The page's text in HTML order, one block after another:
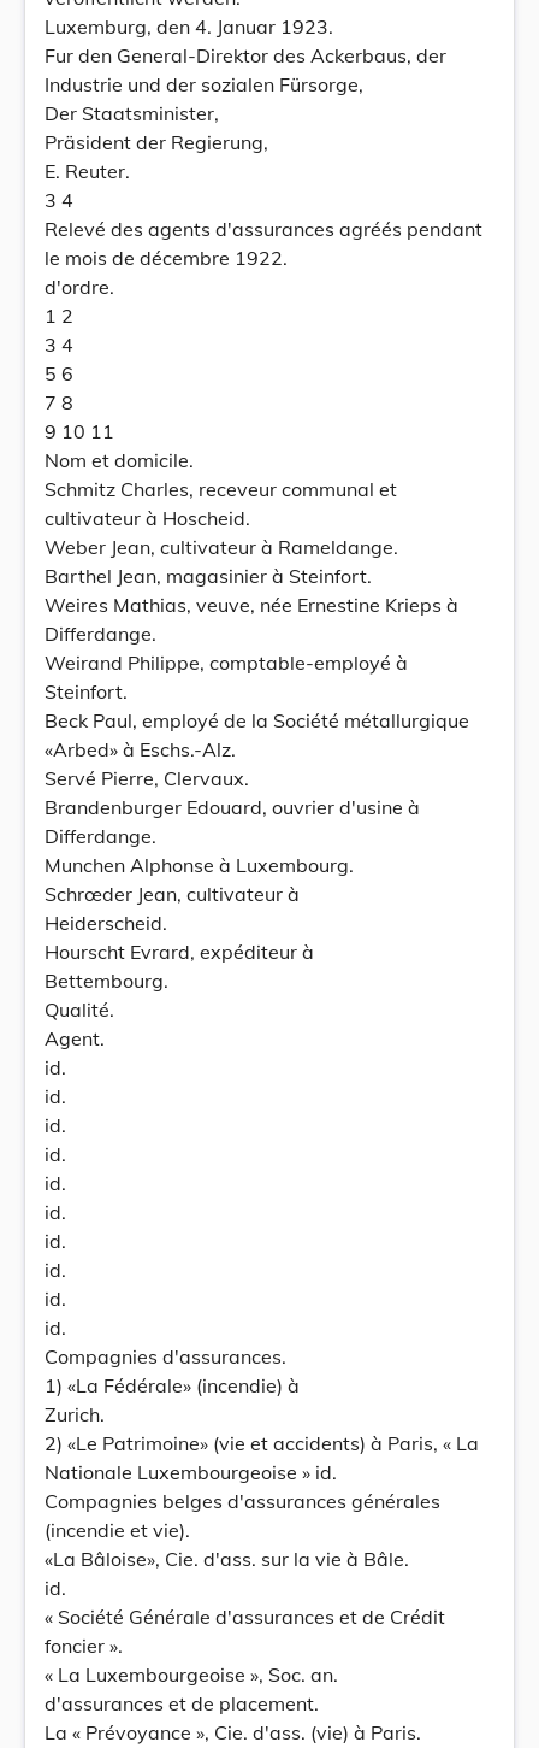
Luxemburg, den 4. Januar 1923.
Fur den General-Direktor des Ackerbaus, der
Industrie und der sozialen Fürsorge,
Der Staatsminister,
Präsident der Regierung,
E. Reuter.
3 4
Relevé des agents d'assurances agréés pendant
le mois de décembre 1922.
d'ordre.
1 2
3 4
5 6
7 8
9 10 11
Nom et domicile.
Schmitz Charles, receveur communal et
cultivateur à Hoscheid.
Weber Jean, cultivateur à Rameldange.
Barthel Jean, magasinier à Steinfort.
Weires Mathias, veuve, née Ernestine Krieps à
Differdange.
Weirand Philippe, comptable-employé à
Steinfort.
Beck Paul, employé de la Société métallurgique
«Arbed» à Eschs.-Alz.
Servé Pierre, Clervaux.
Brandenburger Edouard, ouvrier d'usine à
Differdange.
Munchen Alphonse à Luxembourg.
Schrœder Jean, cultivateur à
Heiderscheid.
Hourscht Evrard, expéditeur à
Bettembourg.
Qualité.
Agent.
id.
id.
id.
id.
id.
id.
id.
id.
id.
id.
Compagnies d'assurances.
1) «La Fédérale» (incendie) à
Zurich.
2) «Le Patrimoine» (vie et accidents) à Paris, « La
Nationale Luxembourgeoise » id.
Compagnies belges d'assurances générales
(incendie et vie).
«La Bâloise», Cie. d'ass. sur la vie à Bâle.
id.
« Société Générale d'assurances et de Crédit
foncier ».
« La Luxembourgeoise », Soc. an.
d'assurances et de placement.
La « Prévoyance », Cie. d'ass. (vie) à Paris.